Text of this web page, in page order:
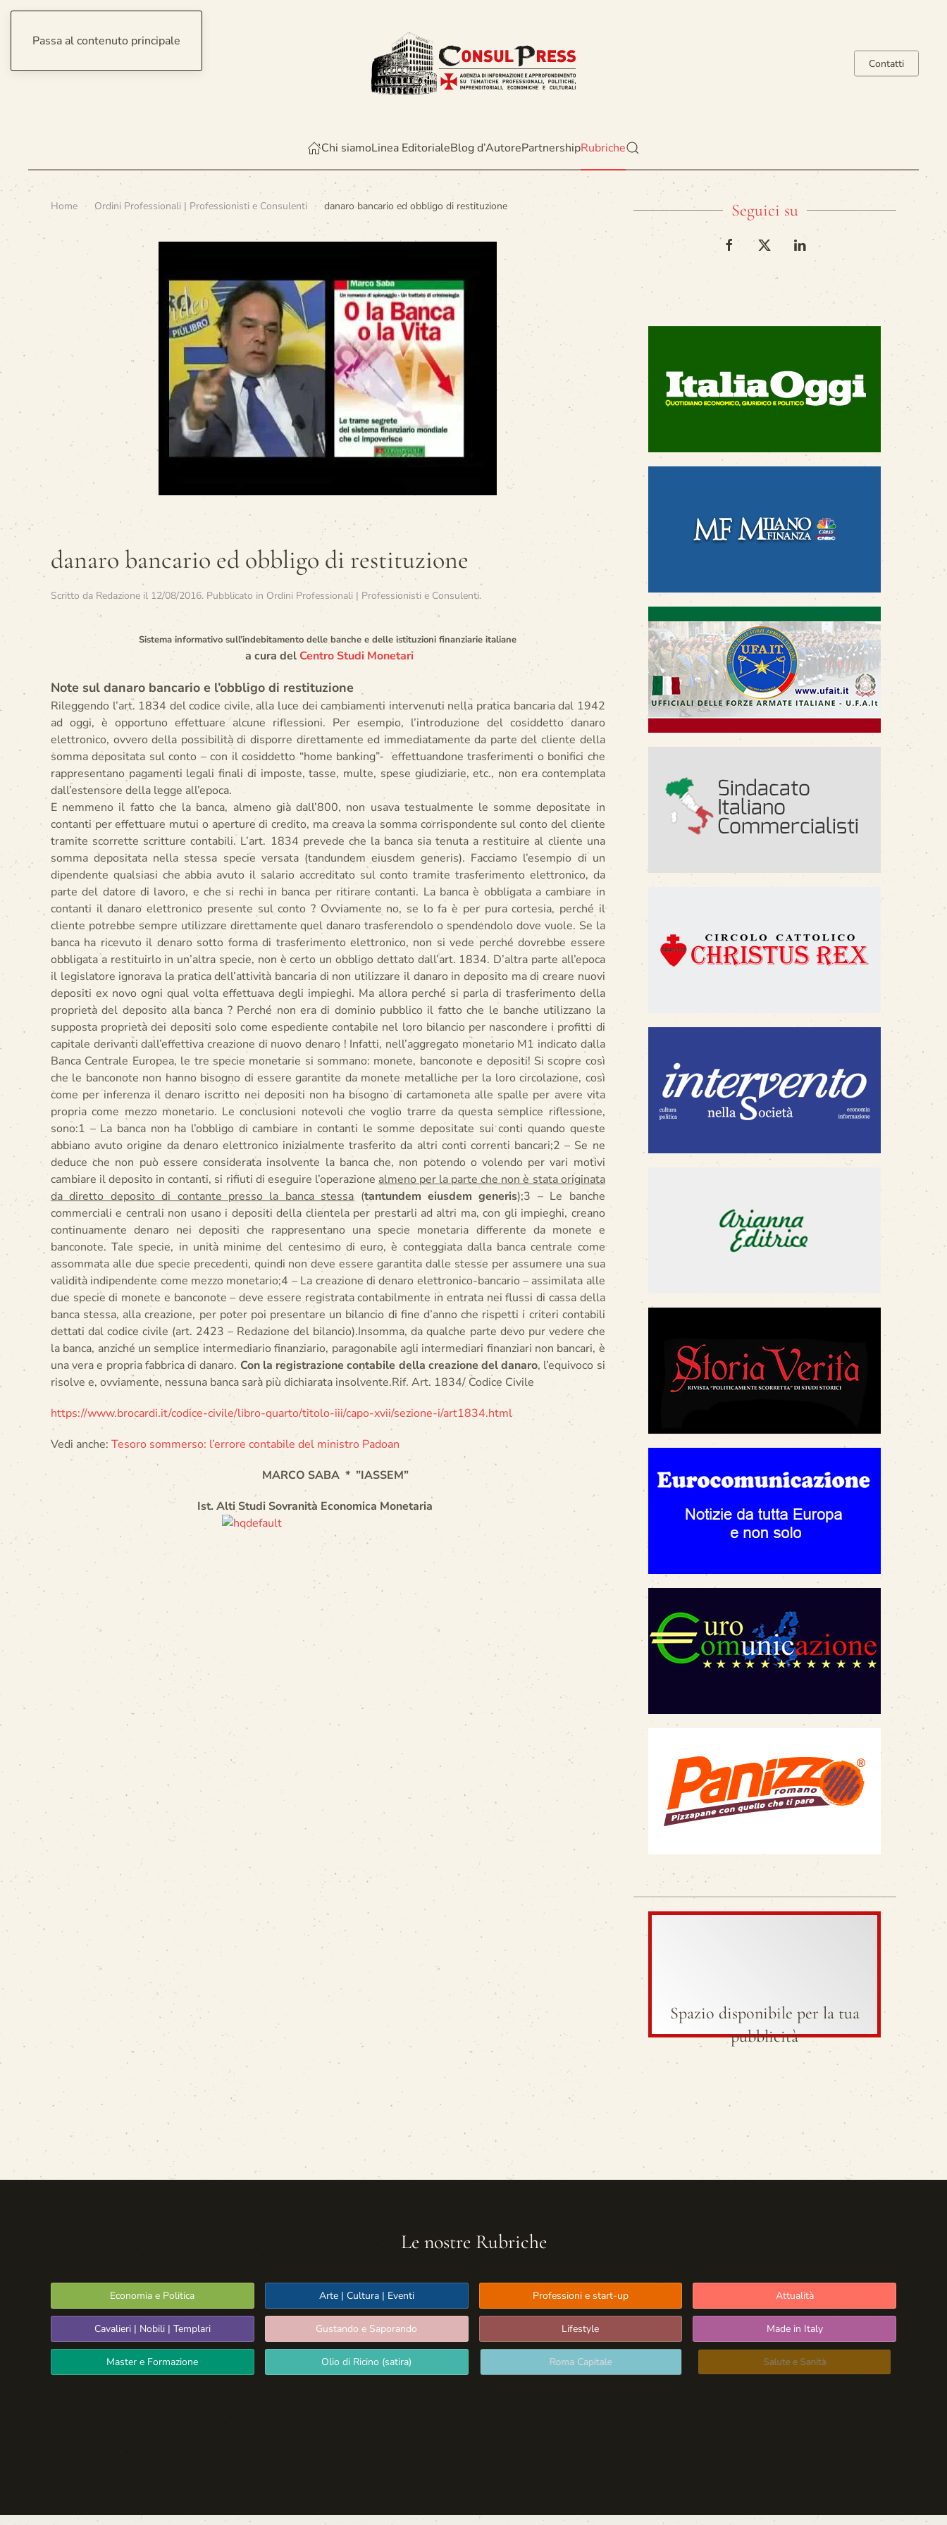
Passa al contenuto principale
Contatti
Chi siamoLinea EditorialeBlog d’AutorePartnershipRubriche
Home Ordini Professionali | Professionisti e Consulenti danaro bancario ed obbligo di restituzione
danaro bancario ed obbligo di restituzione
Scritto da Redazione il 12/08/2016. Pubblicato in Ordini Professionali | Professionisti e Consulenti.
Sistema informativo sull’indebitamento delle banche e delle istituzioni finanziarie italiane
a cura del Centro Studi Monetari
Note sul danaro bancario e l’obbligo di restituzione
Rileggendo l’art. 1834 del codice civile, alla luce dei cambiamenti intervenuti nella pratica bancaria dal 1942
ad oggi, è opportuno effettuare alcune riflessioni. Per esempio, l’introduzione del cosiddetto danaro
elettronico, ovvero della possibilità di disporre direttamente ed immediatamente da parte del cliente della
somma depositata sul conto – con il cosiddetto “home banking”- effettuandone trasferimenti o bonifici che
rappresentano pagamenti legali finali di imposte, tasse, multe, spese giudiziarie, etc., non era contemplata
dall’estensore della legge all’epoca.
E nemmeno il fatto che la banca, almeno già dall’800, non usava testualmente le somme depositate in
contanti per effettuare mutui o aperture di credito, ma creava la somma corrispondente sul conto del cliente
tramite scorrette scritture contabili. L’art. 1834 prevede che la banca sia tenuta a restituire al cliente una
somma depositata nella stessa specie versata (tandundem eiusdem generis). Facciamo l’esempio di un
dipendente qualsiasi che abbia avuto il salario accreditato sul conto tramite trasferimento elettronico, da
parte del datore di lavoro, e che si rechi in banca per ritirare contanti. La banca è obbligata a cambiare in
contanti il danaro elettronico presente sul conto ? Ovviamente no, se lo fa è per pura cortesia, perché il
cliente potrebbe sempre utilizzare direttamente quel danaro trasferendolo o spendendolo dove vuole. Se la
banca ha ricevuto il denaro sotto forma di trasferimento elettronico, non si vede perché dovrebbe essere
obbligata a restituirlo in un’altra specie, non è certo un obbligo dettato dall’art. 1834. D’altra parte all’epoca
il legislatore ignorava la pratica dell’attività bancaria di non utilizzare il danaro in deposito ma di creare nuovi
depositi ex novo ogni qual volta effettuava degli impieghi. Ma allora perché si parla di trasferimento della
proprietà del deposito alla banca ? Perché non era di dominio pubblico il fatto che le banche utilizzano la
supposta proprietà dei depositi solo come espediente contabile nel loro bilancio per nascondere i profitti di
capitale derivanti dall’effettiva creazione di nuovo denaro ! Infatti, nell’aggregato monetario M1 indicato dalla
Banca Centrale Europea, le tre specie monetarie si sommano: monete, banconote e depositi! Si scopre così
che le banconote non hanno bisogno di essere garantite da monete metalliche per la loro circolazione, così
come per inferenza il denaro iscritto nei depositi non ha bisogno di cartamoneta alle spalle per avere vita
propria come mezzo monetario. Le conclusioni notevoli che voglio trarre da questa semplice riflessione,
sono:1 – La banca non ha l’obbligo di cambiare in contanti le somme depositate sui conti quando queste
abbiano avuto origine da denaro elettronico inizialmente trasferito da altri conti correnti bancari;2 – Se ne
deduce che non può essere considerata insolvente la banca che, non potendo o volendo per vari motivi
cambiare il deposito in contanti, si rifiuti di eseguire l’operazione almeno per la parte che non è stata originata
da diretto deposito di contante presso la banca stessa (tantundem eiusdem generis);3 – Le banche
commerciali e centrali non usano i depositi della clientela per prestarli ad altri ma, con gli impieghi, creano
continuamente denaro nei depositi che rappresentano una specie monetaria differente da monete e
banconote. Tale specie, in unità minime del centesimo di euro, è conteggiata dalla banca centrale come
assommata alle due specie precedenti, quindi non deve essere garantita dalle stesse per assumere una sua
validità indipendente come mezzo monetario;4 – La creazione di denaro elettronico-bancario – assimilata alle
due specie di monete e banconote – deve essere registrata contabilmente in entrata nei flussi di cassa della
banca stessa, alla creazione, per poter poi presentare un bilancio di fine d’anno che rispetti i criteri contabili
dettati dal codice civile (art. 2423 – Redazione del bilancio).Insomma, da qualche parte devo pur vedere che
la banca, anziché un semplice intermediario finanziario, paragonabile agli intermediari finanziari non bancari, è
una vera e propria fabbrica di danaro. Con la registrazione contabile della creazione del danaro, l’equivoco si
risolve e, ovviamente, nessuna banca sarà più dichiarata insolvente.Rif. Art. 1834/ Codice Civile
https://www.brocardi.it/codice-civile/libro-quarto/titolo-iii/capo-xvii/sezione-i/art1834.html
Vedi anche: Tesoro sommerso: l’errore contabile del ministro Padoan
MARCO SABA * ”IASSEM”
Ist. Alti Studi Sovranità Economica Monetaria
Seguici su
Spazio disponibile per la tua
pubblicità
Le nostre Rubriche
Economia e Politica Arte | Cultura | Eventi Professioni e start-up Attualità
Cavalieri | Nobili | Templari Gustando e Saporando Lifestyle Made in Italy
Master e Formazione Olio di Ricino (satira) Roma Capitale Salute e Sanità